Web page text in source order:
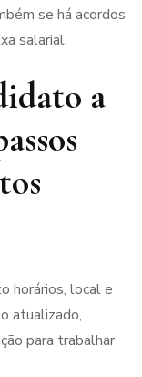
se há acordos
salarial.
a
horários, local e
atualizado,
para trabalhar